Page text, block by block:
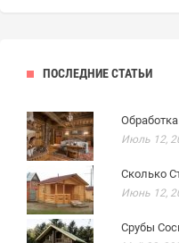
ПОСЛЕДНИЕ СТАТЬИ
Июль 12,
Сколько
Июнь 12,
Срубы